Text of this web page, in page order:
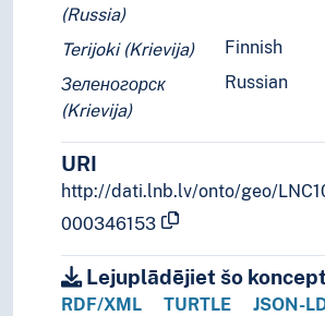
(Russia)
Finnish
Terijoki (Krievija)
Russian
Зеленогорск
(Krievija)
URI
http://dati.lnb.lv/onto/geo/
000346153
Lejuplādējiet šo
RDF/XML TURTLE JSON-